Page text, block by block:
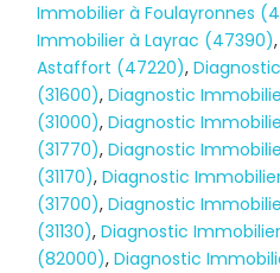
Immobilier à Foulayronnes
Immobilier à Layrac (47390)
Astaffort (47220),
(31600),Diagnostic
(31000),Diagnostic
(31770),Diagnostic
(31170),Diagnostic
(31700),Diagnostic
(31130),Diagnostic
(82000),Diagnostic